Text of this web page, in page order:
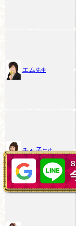
エム先生
チャ子先生